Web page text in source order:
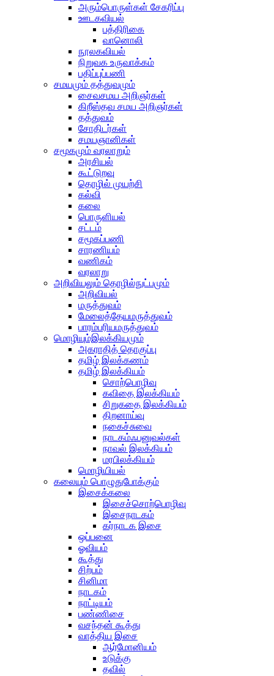
அரும்பொருள்கள் சேகரிப்பு
ஊடகவியல்
பத்திரிகை
வானொலி
நூலகவியல்
நிறுவக உருவாக்கம்
பதிப்புப்பணி
சமயமும் தத்துவமும்
சைவசமய அறிஞர்கள்
கிறீஸ்தவ சமய அறிஞர்கள்
தத்துவம்
சோதிடர்கள்
சமயஞானிகள்
சமூகமும் வரலாறும்
அரசியல்
கூட்டுறவு
தொழில் முயற்சி
கல்வி
கலை
பொருளியல்
சட்டம்
சமூகப்பணி
சாரணியம்
வணிகம்
வரலாறு
அறிவியலும் தொழில்நுட்பமும்
அறிவியல்
மருத்துவம்
மேலைத்தேயமருத்துவம்
பாரம்பரியமருத்துவம்
மொழியும்இலக்கியமும்
அகராதித் தொகுப்பு
தமிழ் இலக்கணம்
தமிழ் இலக்கியம்
சொற்பொழிவு
கவிதை இலக்கியம்
சிறுகதை இலக்கியம்
திறனாய்வு
நகைச்சுவை
நாடகம்ஃபனுவல்கள்
நாவல் இலக்கியம்
மரபிலக்கியம்
மொழியியல்
கலையும் பொழுதுபோக்கும்
இசைக்கலை
இசைச்சொற்பொழிவு
இசைநாடகம்
கர்நாடக இசை
ஒப்பனை
ஓவியம்
கூத்து
சிற்பம்
சினிமா
நாடகம்
நாட்டியம்
பண்ணிசை
வசந்தன் கூத்து
வாத்திய இசை
ஆர்மோனியம்
உடுக்கு
தவில்